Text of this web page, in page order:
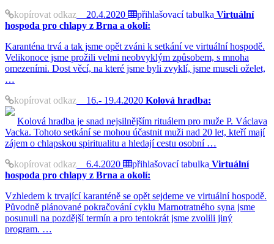
kopírovat odkaz 20.4.2020 přihlašovací tabulka Virtuální
hospoda pro chlapy z Brna a okolí:
Karanténa trvá a tak jsme opět zváni k setkání ve virtuální hospodě.
Velikonoce jsme prožili velmi neobvyklým způsobem, s mnoha
omezeními. Dost věcí, na které jsme byli zvyklí, jsme museli oželet,
…
kopírovat odkaz 16.- 19.4.2020 Kolová hradba:
Kolová hradba je snad nejsilnějším rituálem pro muže P. Václava
Vacka. Tohoto setkání se mohou účastnit muži nad 20 let, kteří mají
zájem o chlapskou spiritualitu a hledají cestu osobní …
kopírovat odkaz 6.4.2020 přihlašovací tabulka Virtuální
hospoda pro chlapy z Brna a okolí:
Vzhledem k trvající karanténě se opět sejdeme ve virtuální hospodě.
Původně plánované pokračování cyklu Marnotratného syna jsme
posunuli na pozdější termín a pro tentokrát jsme zvolili jiný
program. …